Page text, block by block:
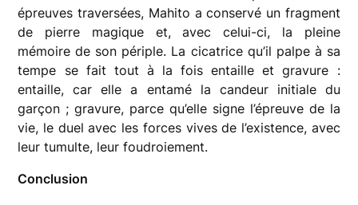
épreuves traversées, Mahito a conservé un fragment
de pierre magique et, avec celui-ci, la pleine
mémoire de son périple. La cicatrice qu’il palpe à sa
tempe se fait tout à la fois entaille et gravure :
entaille, car elle a entamé la candeur initiale du
garçon ; gravure, parce qu’elle signe l’épreuve de la
vie, le duel avec les forces vives de l’existence, avec
leur tumulte, leur foudroiement.
Conclusion